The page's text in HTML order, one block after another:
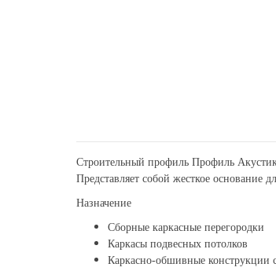
Строительный профиль Профиль
Представляет собой жесткое основание
Назначение
Сборные каркасные перегородки
Каркасы подвесных потолков
Каркасно-обшивные конструкции